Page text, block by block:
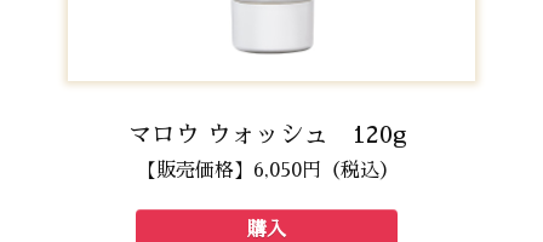
マロウ ウォッシュ 120g
【販売価格】6,050円（税込）
購入